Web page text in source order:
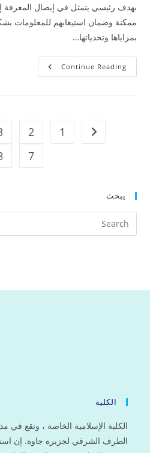
بهدف رئيسي يتمثل في إيصال المعرفة
ممكنة وضمان استيعابهم للمعلومات
بمزاياها وتحدياتها…
Continue Readingكلية
الإمام
لتعزيز
مدرسي
to the previous page
1
2
7
يبحث
الكلية
الكلية الإسلامية الخاصة ، وتقع في
الطرف الشرقي لجزيرة جاوة. إن